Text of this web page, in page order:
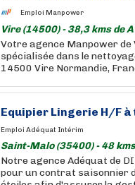
Emploi Manpower
Vire (14500) - 38,3 kms de
Votre agence Manpower
spécialisée dans le
14500 Vire Normandie,
Equipier Lingerie H/F
Emploi Adéquat Intérim
Saint-Malo (35400) - 48
Notre agence Adéquat de
pour un contrat saisonnier